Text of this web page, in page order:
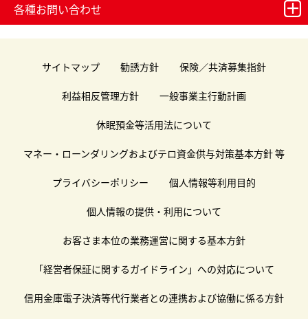
各種お問い合わせ
サイトマップ 勧誘方針 保険／共済募集指針
利益相反管理方針 一般事業主行動計画
休眠預金等活用法について
マネー・ローンダリングおよびテロ資金供与対策基本方針 等
プライバシーポリシー 個人情報等利用目的
個人情報の提供・利用について
お客さま本位の業務運営に関する基本方針
「経営者保証に関するガイドライン」への対応について
信用金庫電子決済等代行業者との連携および協働に係る方針